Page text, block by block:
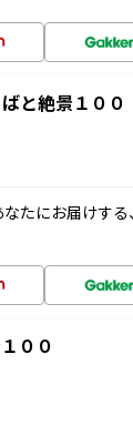
と絶景１００
たにお届けす
００